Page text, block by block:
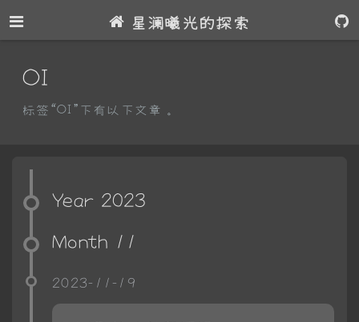
星澜曦光的探索
OI
标签“OI”下有以下文章。
Year 2023
Month 11
2023-11-19